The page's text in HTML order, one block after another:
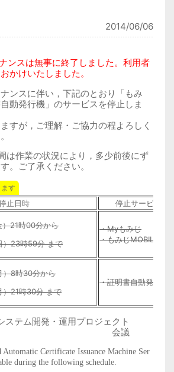
2014/06/06
ンスは無事に終了しました。利用者
かけいたしました。
ンスに伴い，下記のとおり「もみ
動発行機」のサービスを停止しま
すが，ご理解・ご協力の程よろしく
は作業の状況により，多少前後にず
。ご了承ください。
止日時 停止サービス
21時00分から
）23時59分 まで
・Myもみじ
・もみじMOBILE
）8時30分から
21時30分 まで
・証明書自動発行機
ステム開発・運用プロジェクト
会議
Certificate Issuance Machine Ser
during the following schedule.